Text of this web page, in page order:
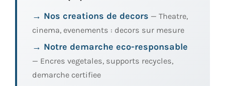
→ Nos creations de decors — Theatre,
cinema, evenements : decors sur mesure
→ Notre demarche eco-responsable
— Encres vegetales, supports recycles,
demarche certifiee